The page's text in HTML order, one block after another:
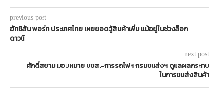
previous post
ฮัทชิสัน พอร์ท ประเทศไทย เผยยอดตู้สินค้าเพิ่ม แม้อยู่ในช่วงล็อก
ดาวน์
next post
ศักดิ์สยาม มอบหมาย บขส.-การรถไฟฯ กรมขนส่งฯ ดูแลผลกระทบ
ในการขนส่งสินค้า